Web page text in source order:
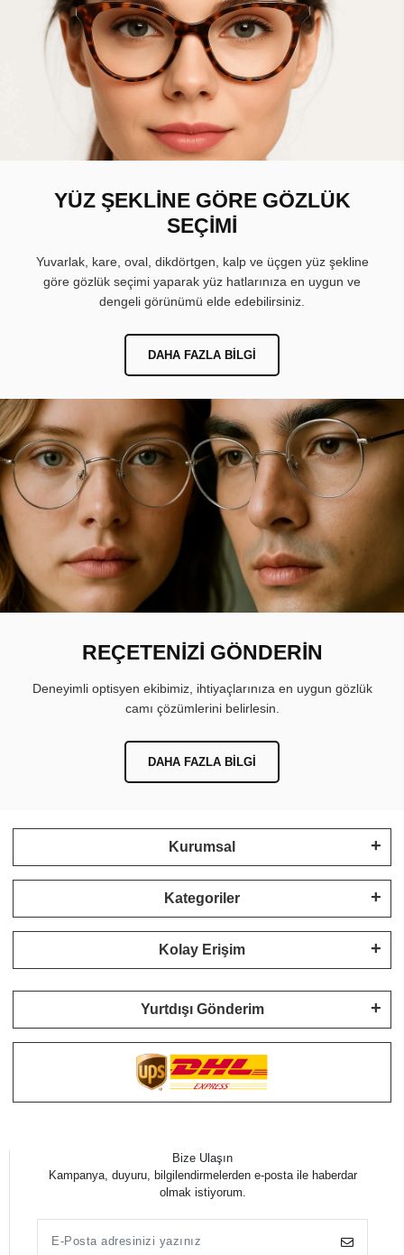
YÜZ ŞEKLİNE GÖRE GÖZLÜK
SEÇİMİ
Yuvarlak, kare, oval, dikdörtgen, kalp ve üçgen yüz şekline
göre gözlük seçimi yaparak yüz hatlarınıza en uygun ve
dengeli görünümü elde edebilirsiniz.
DAHA FAZLA BILGI
REÇETENİZİ GÖNDERİN
Deneyimli optisyen ekibimiz, ihtiyaçlarınıza en uygun gözlük
camı çözümlerini belirlesin.
DAHA FAZLA BILGI
Kurumsal
Kategoriler
Kolay Erişim
Yurtdışı Gönderim
Bize Ulaşın
Kampanya, duyuru, bilgilendirmelerden e-posta ile haberdar
olmak istiyorum.